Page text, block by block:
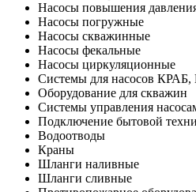
Насосы повышения
Насосы погружные
Насосы скважинные
Насосы фекальные
Насосы циркуляционные
Системы для насосов
Оборудование для скважин
Системы управления
Подключение бытовой
Водоотводы
Краны
Шланги наливные
Шланги сливные